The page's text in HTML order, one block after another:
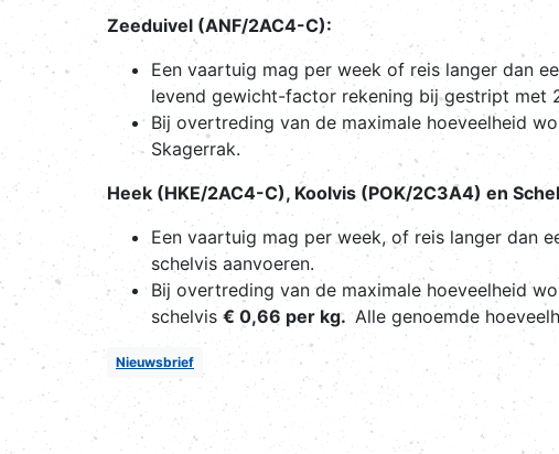
Zeeduivel (ANF/2AC4-C):
Een vaartuig mag per week of reis langer dan
levend gewicht-factor rekening bij gestript met
Bij overtreding van de maximale hoeveelheid
Skagerrak.
Heek (HKE/2AC4-C), Koolvis (POK/2C3A4) en
Een vaartuig mag per week, of reis langer dan
schelvis aanvoeren.
Bij overtreding van de maximale hoeveelheid
schelvis € 0,66 per kg.Alle genoemde
Nieuwsbrief